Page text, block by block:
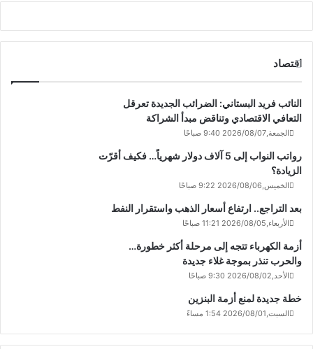
اقتصاد
النائب فريد البستاني: الضرائب الجديدة تعرقل
التعافي الاقتصادي وتناقض مبدأ الشراكة
الجمعة,2026/08/07 9:40 صباحًا
رواتب النواب إلى 5 آلاف دولار شهرياً… فكيف أقرّت
الزيادة؟
الخميس,2026/08/06 9:22 صباحًا
بعد التراجع.. ارتفاع أسعار الذهب واستقرار النفط
الأربعاء,2026/08/05 11:21 صباحًا
أزمة الكهرباء تتجه إلى مرحلة أكثر خطورة…
والحرب تنذر بموجة غلاء جديدة
الأحد,2026/08/02 9:30 صباحًا
خطة جديدة لمنع أزمة البنزين
السبت,2026/08/01 1:54 مساءً